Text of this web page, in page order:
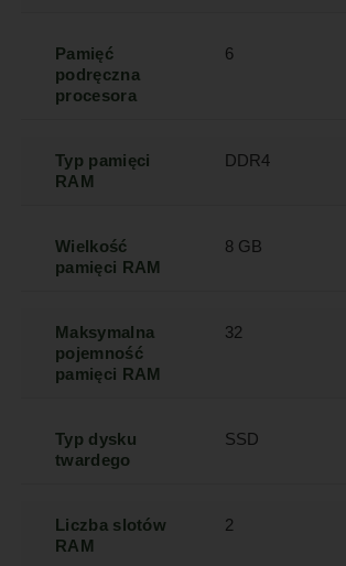
Pamięć
podręczna
procesora
6
Typ pamięci
RAM
DDR4
Wielkość
pamięci RAM
8 GB
Maksymalna
pojemność
pamięci RAM
32
Typ dysku
twardego
SSD
Liczba slotów
RAM
2